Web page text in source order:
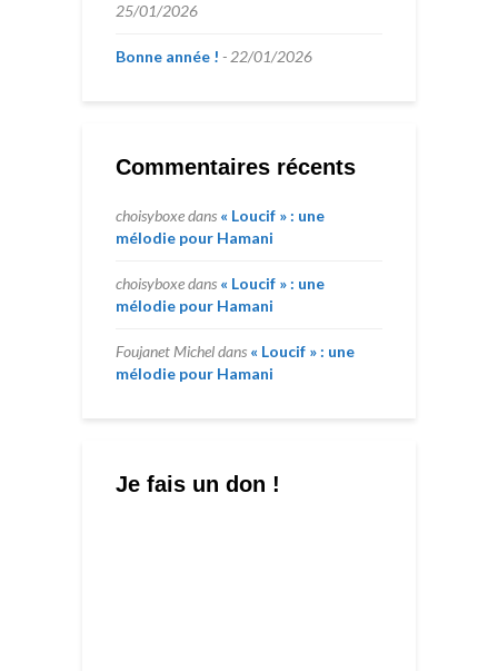
25/01/2026
Bonne année ! 22/01/2026
Commentaires récents
choisyboxedans « Loucif » : une
mélodie pour Hamani
choisyboxedans « Loucif » : une
mélodie pour Hamani
Foujanet Micheldans « Loucif » : une
mélodie pour Hamani
Je fais un don !